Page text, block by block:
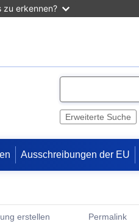
zu erkennen?
e
Erweiterte Suche
Ausschreibungen der EU
erstellen Permalink